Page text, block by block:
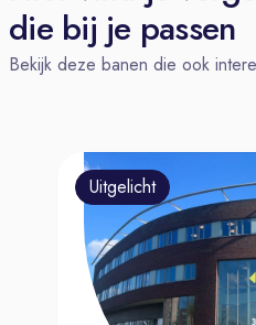
die bij je passen
Bekijk deze banen die ook
Uitgelicht